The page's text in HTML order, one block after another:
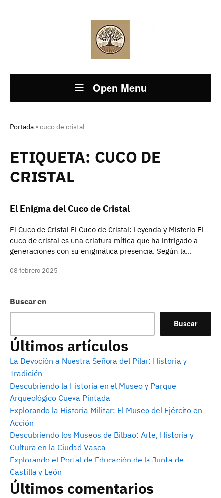
Open Menu
Portada »cuco de cristal
Buscar en
Buscar
Últimos artículos
La Devoción a Nuestra Señora del Pilar: Historia y
Tradición
Descubriendo la Historia en el Museo y Parque
Arqueológico Cueva Pintada
Explorando la Historia Militar: El Museo del Ejército en
Acción
Descubriendo los Museos de Bilbao: Arte, Historia y
Cultura en la Ciudad Vasca
Explorando el Portal de Educación de la Junta de
Castilla y León
Últimos comentarios
ETIQUETA: CUCO DE
CRISTAL
El Enigma del Cuco de Cristal
El Cuco de Cristal El Cuco de Cristal: Leyenda y Misterio El
cuco de cristal es una criatura mítica que ha intrigado a
generaciones con su enigmática presencia. Según la…
08 febrero 2025